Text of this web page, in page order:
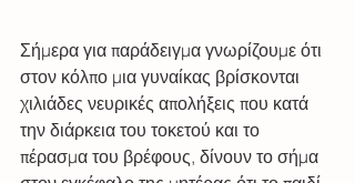
Σήμερα για παράδειγμα γνωρίζουμε ότι
στον κόλπο μια γυναίκας βρίσκονται
χιλιάδες νευρικές απολήξεις που κατά
την διάρκεια του τοκετού και το
πέρασμα του βρέφους, δίνουν το σήμα